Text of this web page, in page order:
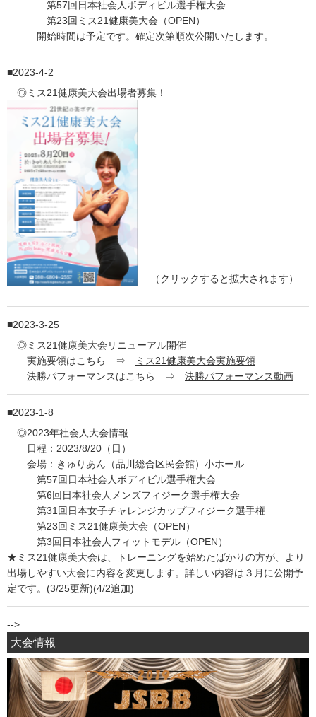
第57回日本社会人ボディビル選手権大会
第23回ミス21健康美大会（OPEN）
開始時間は予定です。確定次第順次公開いたします。
2023-4-2
◎ミス21健康美大会出場者募集！
（クリックすると拡大されます）
2023-3-25
◎ミス21健康美大会リニューアル開催
実施要領はこちら ⇒
ミス21健康美大会実施要領
決勝パフォーマンスはこちら ⇒ 決勝パフォーマンス動画
2023-1-8
◎2023年社会人大会情報
日程：2023/8/20（日）
会場：きゅりあん（品川総合区民会館）小ホール
第57回日本社会人ボディビル選手権大会
第6回日本社会人メンズフィジーク選手権大会
第31回日本女子チャレンジカップフィジーク選手権
第23回ミス21健康美大会（OPEN）
第3回日本社会人フィットモデル（OPEN）
★ミス21健康美大会は、トレーニングを始めたばかりの方が、より
出場しやすい大会に内容を変更します。詳しい内容は３月に公開予
定です。(3/25更新)(4/2追加)
-->
大会情報